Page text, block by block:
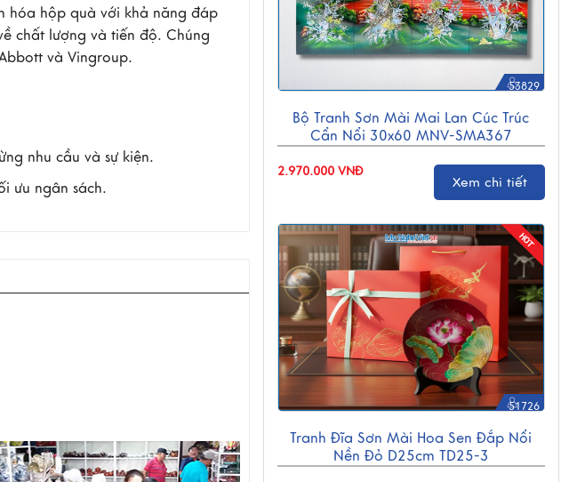
hóa hộp quà với khả năng đáp
chất lượng và tiến độ. Chúng
và Vingroup.
nhu cầu và sự kiện.
ưu ngân sách.
53829
Bộ Tranh Sơn Mài Mai Lan Cúc Trúc
Cẩn Nổi 30x60 MNV-SMA367
2.970.000 VNĐ
Xem chi tiết
51726
Tranh Đĩa Sơn Mài Hoa Sen Đắp Nổi
Nền Đỏ D25cm TD25-3